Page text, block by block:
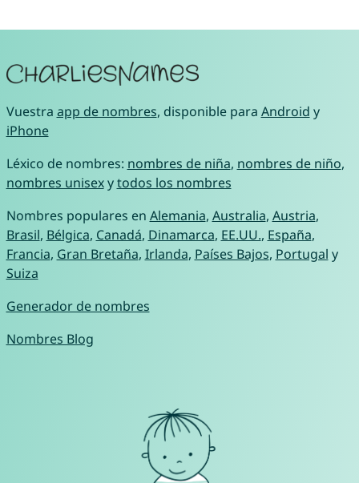
Vuestra app de nombres, disponible para Android y
iPhone
Léxico de nombres: nombres de niña, nombres de niño,
nombres unisexytodos los nombres
Nombres populares en Alemania, Australia, Austria,
Brasil, Bélgica, Canadá, Dinamarca, EE.UU., España,
Francia, Gran Bretaña, Irlanda, Países Bajos, Portugal y
Suiza
Generador de nombres
Nombres Blog